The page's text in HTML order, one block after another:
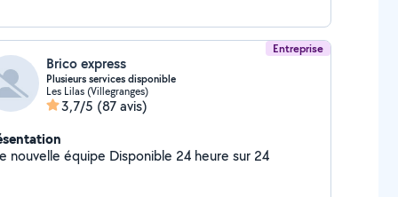
Entreprise
Brico express
Plusieurs services disponible
Les Lilas (Villegranges)
3,7/5 (87 avis)
Une nouvelle équipe Disponible 24 heure sur 24